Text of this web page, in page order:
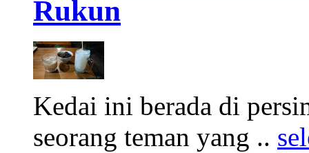
Rukun
Kedai ini berada di
seorang teman yang ..